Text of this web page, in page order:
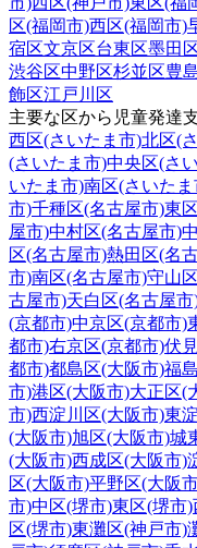
区(福岡市)西区(福岡市)
宿区文京区台東区墨田
渋谷区中野区杉並区豊
飾区江戸川区
主要な区から児童発達
西区(さいたま市)北区(
(さいたま市)中央区(さ
いたま市)南区(さいたま
市)千種区(名古屋市)東
屋市)中村区(名古屋市)
区(名古屋市)熱田区(名
市)南区(名古屋市)守山
古屋市)天白区(名古屋市
(京都市)中京区(京都市)
都市)右京区(京都市)伏
都市)都島区(大阪市)福
市)港区(大阪市)大正区(
市)西淀川区(大阪市)東
(大阪市)旭区(大阪市)城
(大阪市)西成区(大阪市)
区(大阪市)平野区(大阪
市)中区(堺市)東区(堺市)
区(堺市)東灘区(神戸市)